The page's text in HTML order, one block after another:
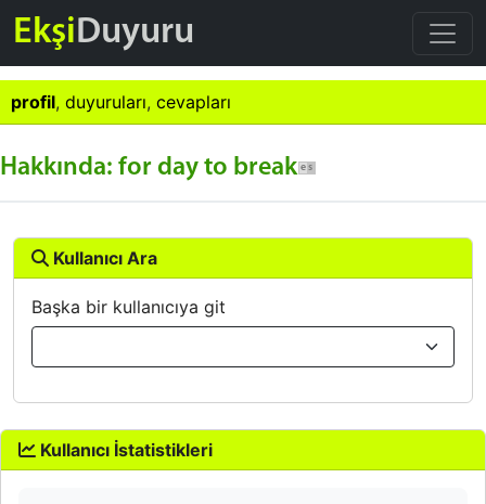
EkşiDuyuru
profil, duyuruları, cevapları
Hakkında: for day to break
Kullanıcı Ara
Başka bir kullanıcıya git
Kullanıcı İstatistikleri